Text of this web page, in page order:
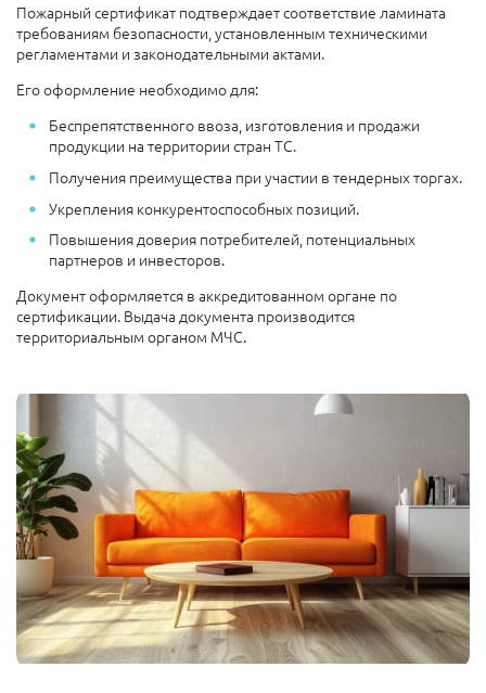
Пожарный сертификат подтверждает соответствие ламината
требованиям безопасности, установленным техническими
регламентами и законодательными актами.
Его оформление необходимо для:
Беспрепятственного ввоза, изготовления и продажи
продукции на территории стран ТС.
Получения преимущества при участии в тендерных торгах.
Укрепления конкурентоспособных позиций.
Повышения доверия потребителей, потенциальных
партнеров и инвесторов.
Документ оформляется в аккредитованном органе по
сертификации. Выдача документа производится
территориальным органом МЧС.